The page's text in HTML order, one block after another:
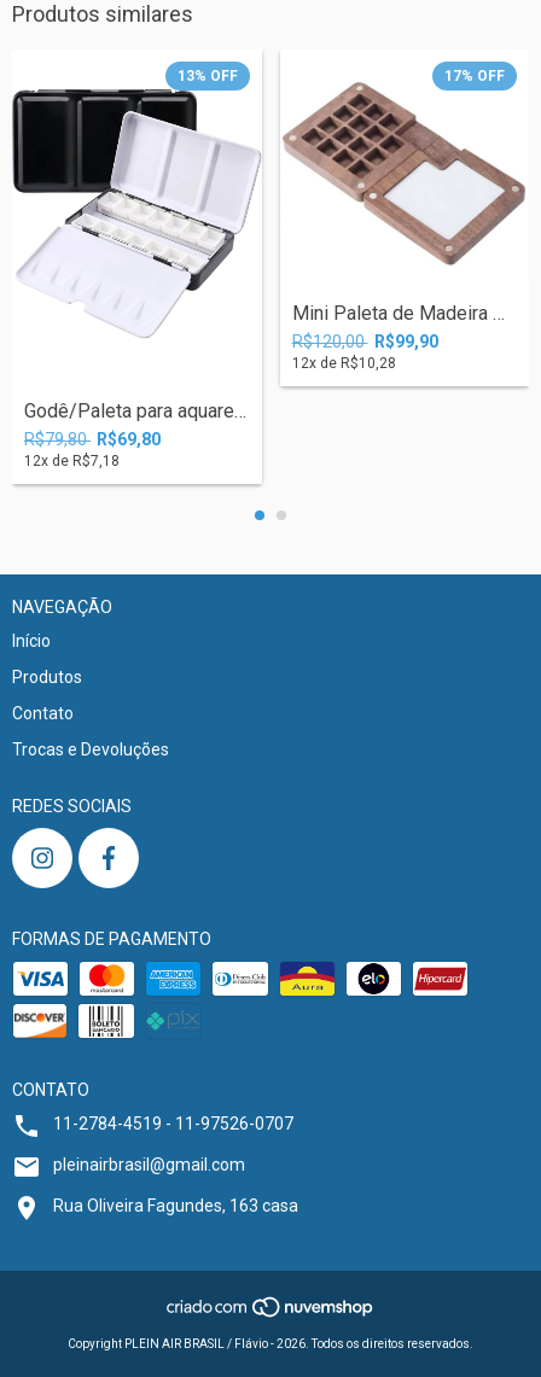
Produtos similares
13% OFF
Godê/Paleta para aquarela.
R$79,80 R$69,80
12x de R$7,18
17% OFF
Mini Paleta de Madeira Portátil 15 Corês...
R$120,00 R$99,90
12x de R$10,28
NAVEGAÇÃO
Início
Produtos
Contato
Trocas e Devoluções
REDES SOCIAIS
FORMAS DE PAGAMENTO
CONTATO
11-2784-4519 - 11-97526-0707
pleinairbrasil@gmail.com
Rua Oliveira Fagundes, 163 casa
Copyright PLEIN AIR BRASIL / Flávio - 2026. Todos os direitos reservados.